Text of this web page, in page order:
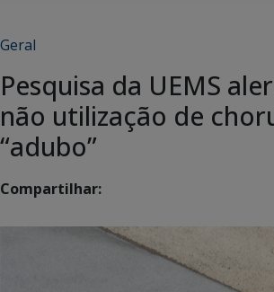
Geral
Pesquisa da UEMS
não utilização de
“adubo”
Compartilhar: